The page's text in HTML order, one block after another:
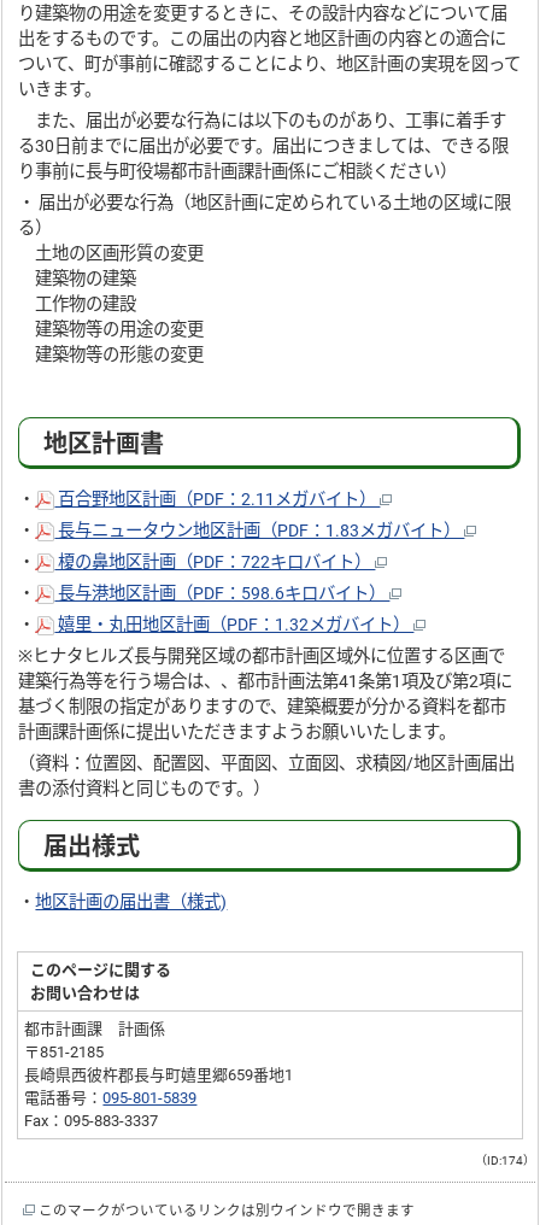
り建築物の用途を変更するときに、その設計内容などについて届
出をするものです。この届出の内容と地区計画の内容との適合に
ついて、町が事前に確認することにより、地区計画の実現を図って
いきます。
また、届出が必要な行為には以下のものがあり、工事に着手す
る30日前までに届出が必要です。届出につきましては、できる限
り事前に長与町役場都市計画課計画係にご相談ください）
・ 届出が必要な行為（地区計画に定められている土地の区域に限
る）
土地の区画形質の変更
建築物の建築
工作物の建設
建築物等の用途の変更
建築物等の形態の変更
地区計画書
・
百合野地区計画（PDF：2.11メガバイト）
・
長与ニュータウン地区計画（PDF：1.83メガバイト）
・
榎の鼻地区計画（PDF：722キロバイト）
・
長与港地区計画（PDF：598.6キロバイト）
・
嬉里・丸田地区計画（PDF：1.32メガバイト）
※ヒナタヒルズ長与開発区域の都市計画区域外に位置する区画で
建築行為等を行う場合は、、都市計画法第41条第1項及び第2項に
基づく制限の指定がありますので、建築概要が分かる資料を都市
計画課計画係に提出いただきますようお願いいたします。
（資料：位置図、配置図、平面図、立面図、求積図/地区計画届出
書の添付資料と同じものです。）
届出様式
・地区計画の届出書（様式)
このページに関する
お問い合わせは
都市計画課 計画係
〒851-2185
長崎県西彼杵郡長与町嬉里郷659番地1
電話番号：095-801-5839
Fax：095-883-3337
（ID:174）
このマークがついているリンクは別ウインドウで開きます